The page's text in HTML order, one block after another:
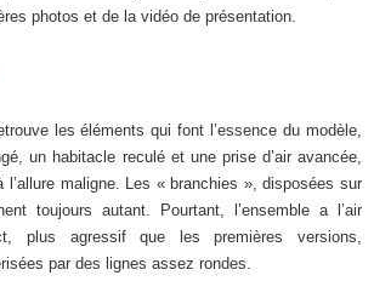
photos et de la vidéo de présentation.
les éléments qui font l’essence du modèle,
un habitacle reculé et une prise d’air avancée,
l’allure maligne. Les « branchies », disposées sur
toujours autant. Pourtant, l’ensemble a l’air
plus agressif que les premières versions,
par des lignes assez rondes.